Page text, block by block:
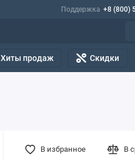
Поддержка +8 (800)
Хиты продаж Скидки
В избранное В